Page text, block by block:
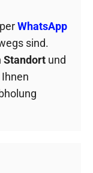
WhatsApp
sind.
Standort und